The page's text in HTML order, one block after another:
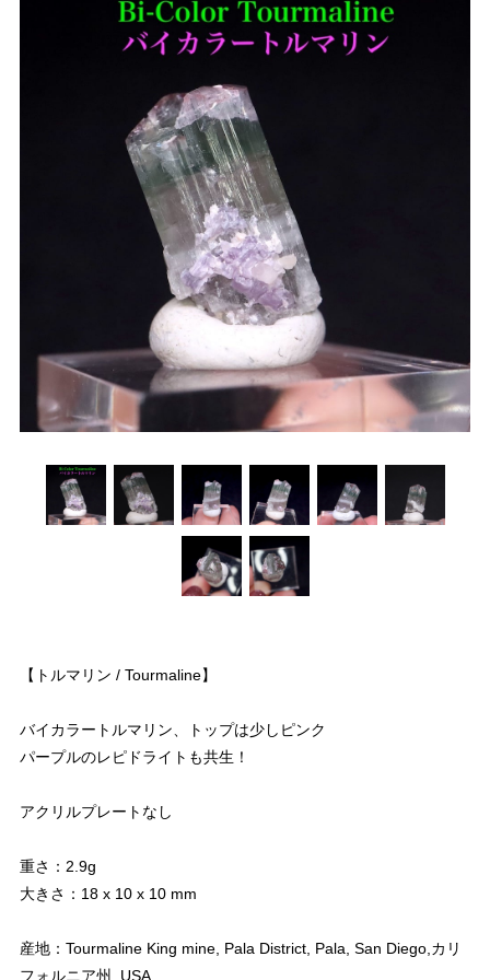
【トルマリン / Tourmaline】
バイカラートルマリン、トップは少しピンク
パープルのレピドライトも共生！
アクリルプレートなし
重さ：2.9g
大きさ：18 x 10 x 10 mm
産地：Tourmaline King mine, Pala District, Pala, San Diego,カリ
フォルニア州, USA